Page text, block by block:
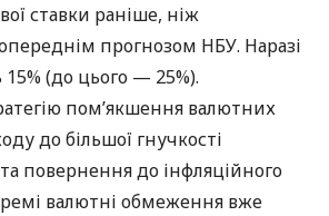
ставки раніше, ніж
прогнозом НБУ. Наразі
15% (до цього — 25%).
пом’якшення валютних
до більшої гнучкості
повернення до інфляційного
валютні обмеження вже